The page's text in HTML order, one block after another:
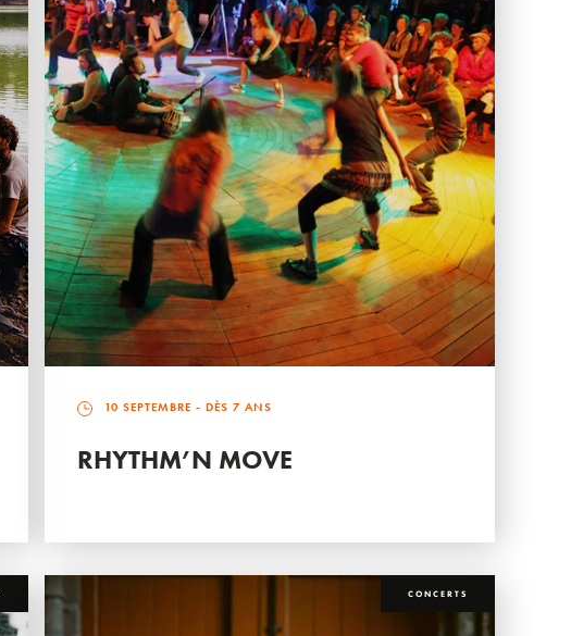
10 SEPTEMBRE - DÈS 7 ANS
RHYTHM’N MOVE
CONCERTS